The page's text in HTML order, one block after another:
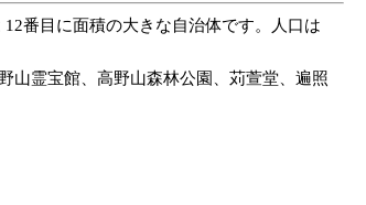
番目に面積の大きな自治体です。人口は
山霊宝館、高野山森林公園、苅萱堂、遍照